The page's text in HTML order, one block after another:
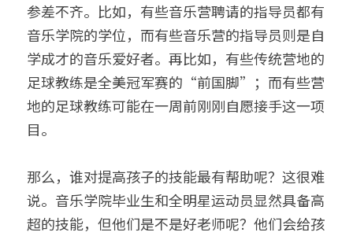
参差不齐。比如，有些音乐营聘请的指导员都有
音乐学院的学位，而有些音乐营的指导员则是自
学成才的音乐爱好者。再比如，有些传统营地的
足球教练是全美冠军赛的“前国脚”；而有些营
地的足球教练可能在一周前刚刚自愿接手这一项
目。
那么，谁对提高孩子的技能最有帮助呢？这很难
说。音乐学院毕业生和全明星运动员显然具备高
超的技能，但他们是不是好老师呢？他们会给孩